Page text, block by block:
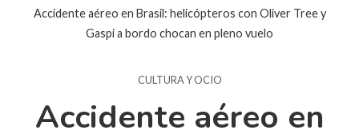
Accidente aéreo en Brasil: helicópteros con Oliver Tree y
Gaspi a bordo chocan en pleno vuelo
CULTURA Y OCIO
Accidente aéreo en